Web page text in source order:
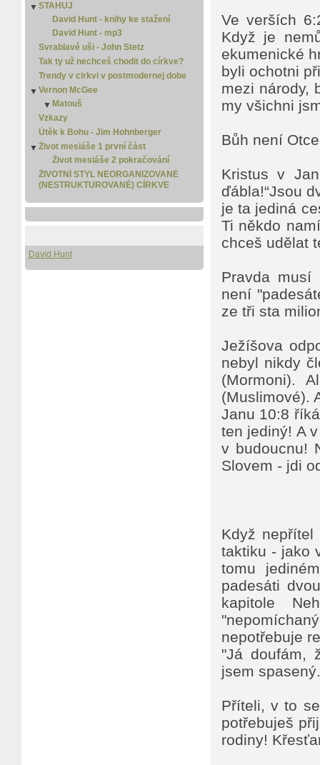
▼ STAHUJ
David Hunt - knihy ke stažení
David Hunt - mp3
Svrablavé uši - John Stetz
Tak ty už nechceš chodit do církve?
Trendy v cirkvi v postmodernej dobe
▼ Vernon McGee
▼ Matouš
Matouš 2
Vzkazy
Útěk k Bohu - Jim Hohnberger
▼ Život mesiáše 1 první část
Život mesiáše 2 pokračování
ŽIVOTNÍ STYL NEORGANIZOVANÉ
(NESTRUKTUROVANÉ) CÍRKVE
David Hunt
Ve verších
Když je
ekumenické
byli ochotni
mezi národy,
my všichni
Bůh není
Kristus v
ďábla!“Jsou
je ta jediná
Ti někdo
chceš udělat
Pravda musí
není
ze tři sta
Ježíšova
nebyl nikdy
(Mormoni).
(Muslimové).
Janu 10:8
ten jediný! A
v budoucnu!
Slovem - jdi
Když
taktiku - jako
tomu
padesáti
kapitole
nepotřebuje
"Já doufám,
jsem
Příteli, v to
potřebuješ
rodiny!